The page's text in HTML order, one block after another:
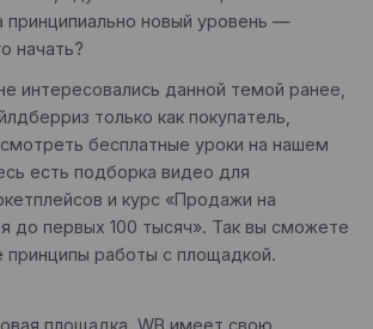
принципиально новый уровень —
начать?
интересовались данной темой ранее,
только как покупатель,
бесплатные уроки на нашем
есть подборка видео для
и курс «Продажи на
до первых 100 тысяч». Так вы сможете
принципы работы с площадкой.